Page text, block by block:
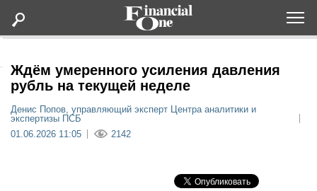
Статьи
Ждём умеренного усиления давления
рубль на текущей неделе
Денис Попов, управляющий эксперт Центра аналитики и
экспертизы ПСБ
01.06.2026 11:05
2142